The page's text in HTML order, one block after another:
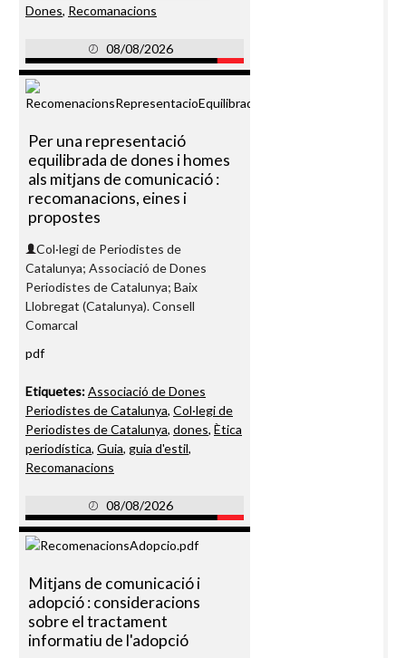
Dones, Recomanacions
08/08/2026
Per una representació
equilibrada de dones i homes
als mitjans de comunicació :
recomanacions, eines i
propostes
Col·legi de Periodistes de
Catalunya; Associació de Dones
Periodistes de Catalunya; Baix
Llobregat (Catalunya). Consell
Comarcal
pdf
Etiquetes:Associació de Dones
Periodistes de Catalunya, Col·legi de
Periodistes de Catalunya, dones, Ètica
periodística, Guia, guia d'estil,
Recomanacions
08/08/2026
Mitjans de comunicació i
adopció : consideracions
sobre el tractament
informatiu de l'adopció